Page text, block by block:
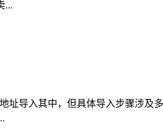
...
导入其中，但具体导入步骤涉及